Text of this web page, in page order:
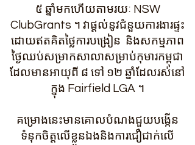
៥ ឆ្នាំមកហើយតាមរយៈ NSW
ClubGrants ។ វាផ្តល់នូវជំនួយការងារផ្ទះ
ដោយឥតគិតថ្លៃការបង្រៀន និងសកម្មភាព
ថ្ងៃឈប់សម្រាកសាលាសម្រាប់កុមារកម្ពុជា
ដែលមានអាយុពី ៨ ទៅ ១២ ឆ្នាំដែលរស់នៅ
ក្នុង Fairfield LGA ។
គម្រោងនេះមានគោលបំណងជួយបង្កើន
ទំនុកចិត្តលើខ្លួនឯងនិងការជឿជាក់លើ